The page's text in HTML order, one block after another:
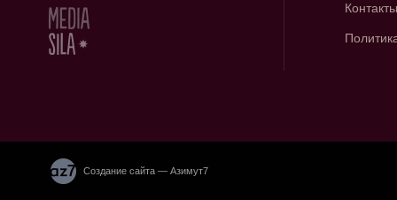
Контакты
Создание сайта — Азимут7